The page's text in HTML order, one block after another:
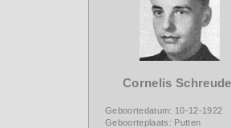
Cornelis
Geboortedatum: 10-12-1922
Geboorteplaats: Putten